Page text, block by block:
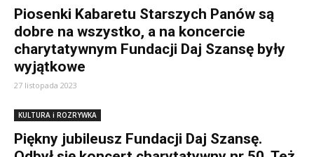
Piosenki Kabaretu Starszych Panów są
dobre na wszystko, a na koncercie
charytatywnym Fundacji Daj Szansę były
wyjątkowe
27 listopada 2023
KULTURA i ROZRYWKA
Piękny jubileusz Fundacji Daj Szansę.